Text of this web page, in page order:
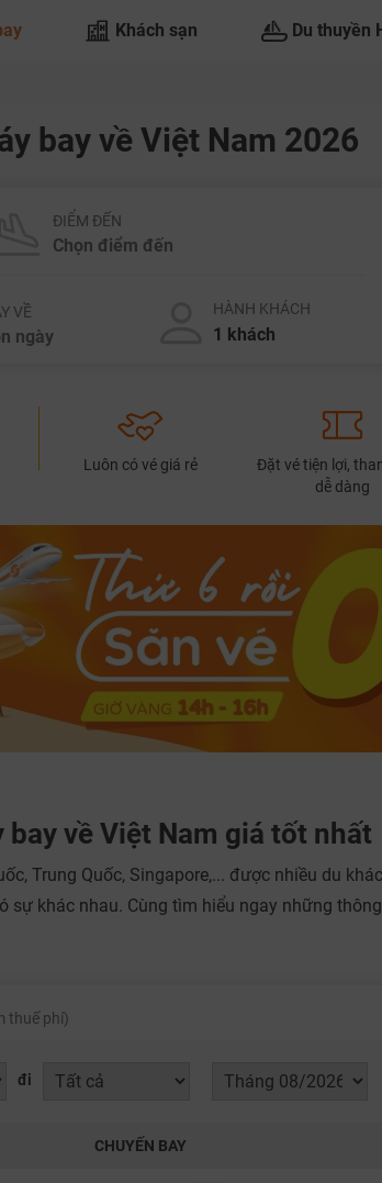
Khách sạn Du thuyền
bay về Việt Nam 2026
ĐIỂM ĐẾN
VỀ HÀNH KHÁCH
Luôn có vé giá rẻ
Đặt vé tiện lợi,
dễ dàng
bay về Việt Nam giá tốt nhất
Trung Quốc, Singapore,... được nhiều du
sự khác nhau. Cùng tìm hiểu ngay những
thuế phí)
đi
CHUYẾN BAY
TƯ VẤN NGAY
TƯ VẤN NGAY
TƯ VẤN NGAY
TƯ VẤN NGAY
NHẬN ƯU ĐÃI NGAY
TƯ VẤN NGAY